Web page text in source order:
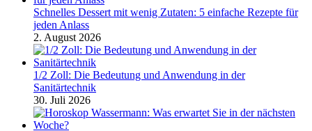
Schnelles Dessert mit wenig Zutaten: 5 einfache Rezepte für
jeden Anlass
2. August 2026
1/2 Zoll: Die Bedeutung und Anwendung in der
Sanitärtechnik
30. Juli 2026